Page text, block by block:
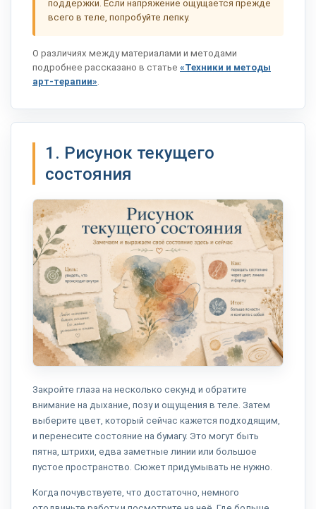
поддержки. Если напряжение ощущается прежде
всего в теле, попробуйте лепку.
О различиях между материалами и методами
подробнее рассказано в статье «Техники и методы
арт-терапии».
1. Рисунок текущего
состояния
Закройте глаза на несколько секунд и обратите
внимание на дыхание, позу и ощущения в теле. Затем
выберите цвет, который сейчас кажется подходящим,
и перенесите состояние на бумагу. Это могут быть
пятна, штрихи, едва заметные линии или большое
пустое пространство. Сюжет придумывать не нужно.
Когда почувствуете, что достаточно, немного